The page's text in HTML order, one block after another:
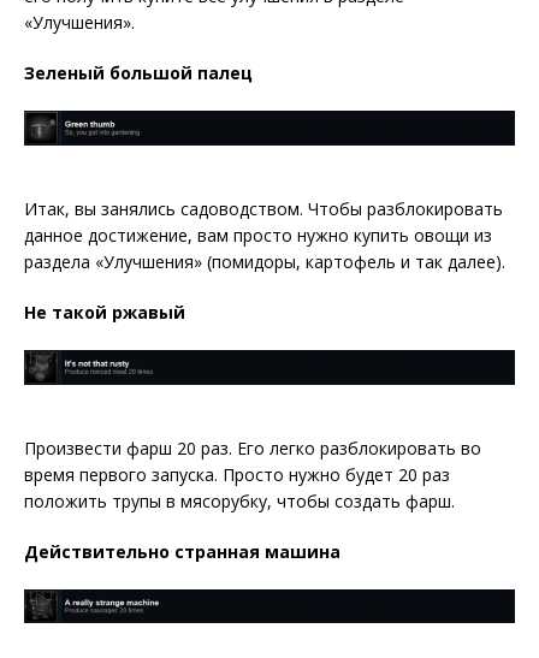
«Улучшения».
Зеленый большой палец
Итак, вы занялись садоводством. Чтобы разблокировать
данное достижение, вам просто нужно купить овощи из
раздела «Улучшения» (помидоры, картофель и так далее).
Не такой ржавый
Произвести фарш 20 раз. Его легко разблокировать во
время первого запуска. Просто нужно будет 20 раз
положить трупы в мясорубку, чтобы создать фарш.
Действительно странная машина